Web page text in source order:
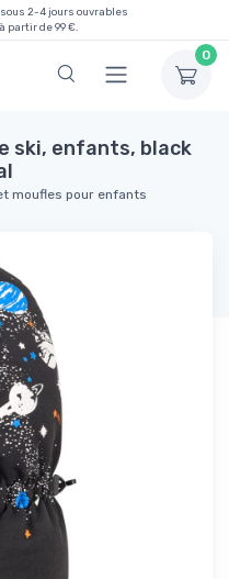
2-4 jours ouvrables
partir de 99 €.
0
ski, enfants, black
moufles pour enfants